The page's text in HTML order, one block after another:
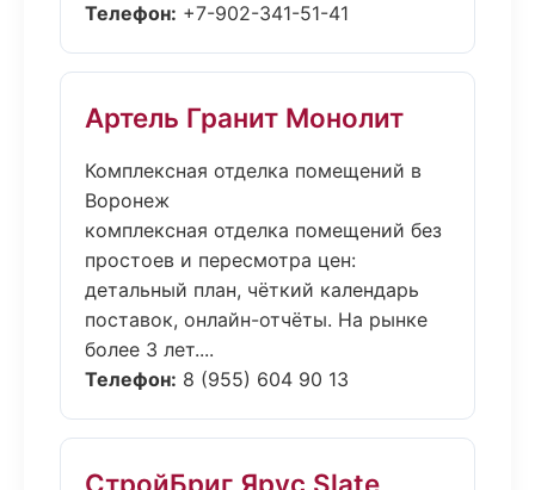
Телефон: +7-902-341-51-41
Артель Гранит Монолит
Комплексная отделка помещений в
Воронеж
комплексная отделка помещений без
простоев и пересмотра цен:
детальный план, чёткий календарь
поставок, онлайн-отчёты. На рынке
более 3 лет....
Телефон: 8 (955) 604 90 13
СтройБриг Ярус Slate